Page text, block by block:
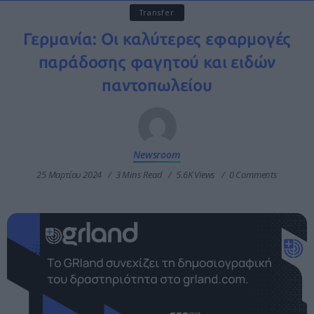
Transfer
Γερμανία: Οι καλύτερες εφαρμογές
παράδοσης φαγητού και ειδών
παντοπωλείου
Newsroom
25 Μαρτίου 2024 3 Mins Read 5.6K Views 0 Comments